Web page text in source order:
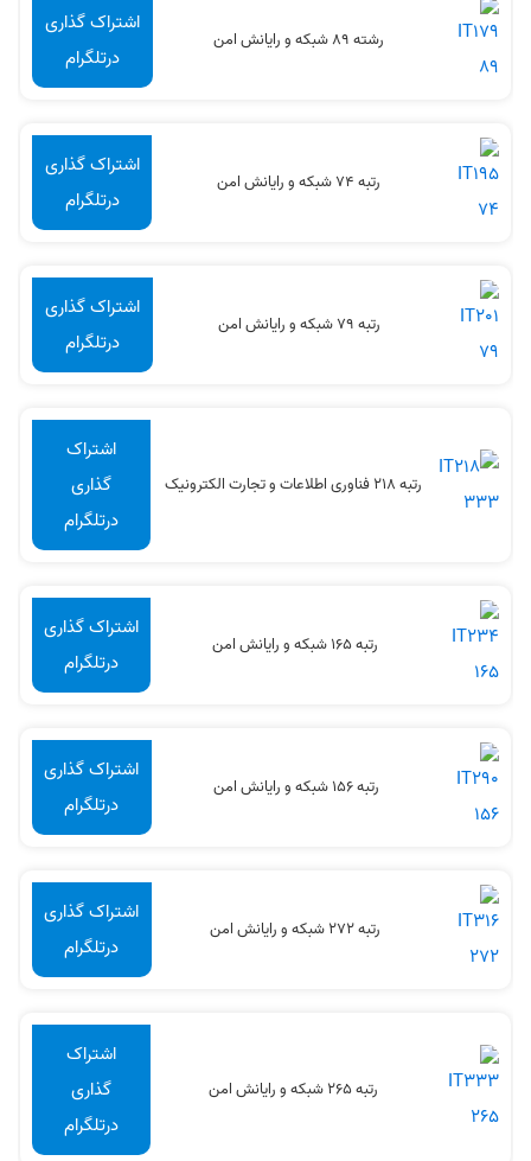
رشته 89 شبکه و رایانش امن
اشتراک گذاری
درتلگرام
رتبه 74 شبکه و رایانش امن
اشتراک گذاری
درتلگرام
رتبه 79 شبکه و رایانش امن
اشتراک گذاری
درتلگرام
رتبه 218 فناوری اطلاعات و تجارت الکترونیک
اشتراک
گذاری
درتلگرام
رتبه 165 شبکه و رایانش امن
اشتراک گذاری
درتلگرام
رتبه 156 شبکه و رایانش امن
اشتراک گذاری
درتلگرام
رتبه 272 شبکه و رایانش امن
اشتراک گذاری
درتلگرام
رتبه 265 شبکه و رایانش امن
اشتراک
گذاری
درتلگرام